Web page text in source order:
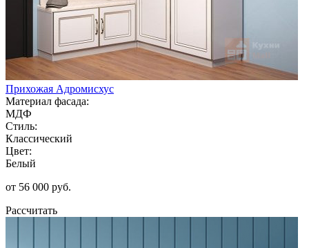
Прихожая Адромисхус
Материал фасада:
МДФ
Стиль:
Классический
Цвет:
Белый
от 56 000 руб.
Рассчитать